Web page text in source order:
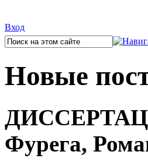
Вход
Новые
Фурега,